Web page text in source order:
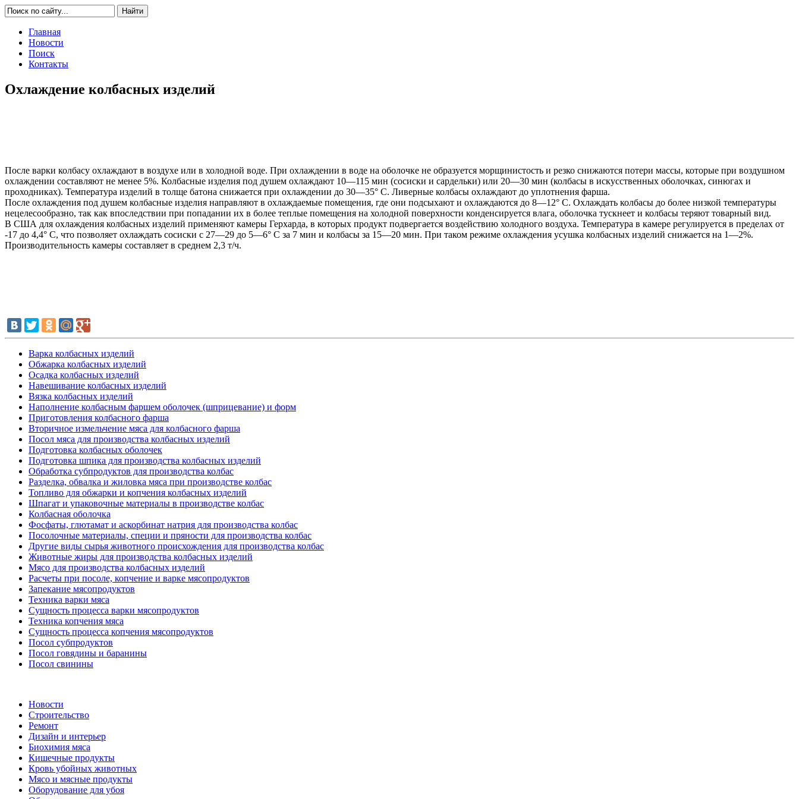
Главная
Новости
Поиск
Контакты
Охлаждение колбасных изделий
После варки колбасу охлаждают в воздухе или в холодной воде. При охлаждении в воде на оболочке не образуется морщинистость и резко снижаются потери массы, которые при воздушном
охлаждении составляют не менее 5%. Колбасные изделия под душем охлаждают 10—115 мин (сосиски и сардельки) или 20—30 мин (колбасы в искусственных оболочках, синюгах и
проходниках). Температура изделий в толще батона снижается при охлаждении до 30—35° С. Ливерные колбасы охлаждают до уплотнения фарша.
После охлаждения под душем колбасные изделия направляют в охлаждаемые помещения, где они подсыхают и охлаждаются до 8—12° С. Охлаждать колбасы до более низкой температуры
нецелесообразно, так как впоследствии при попадании их в более теплые помещения на холодной поверхности конденсируется влага, оболочка тускнеет и колбасы теряют товарный вид.
В США для охлаждения колбасных изделий применяют камеры Герхарда, в которых продукт подвергается воздействию холодного воздуха. Температура в камере регулируется в пределах от
-17 до 4,4° С, что позволяет охлаждать сосиски с 27—29 до 5—6° С за 7 мин и колбасы за 15—20 мин. При таком режиме охлаждения усушка колбасных изделий снижается на 1—2%.
Производительность камеры составляет в среднем 2,3 т/ч.
Варка колбасных изделий
Обжарка колбасных изделий
Осадка колбасных изделий
Навешивание колбасных изделий
Вязка колбасных изделий
Наполнение колбасным фаршем оболочек (шприцевание) и форм
Приготовления колбасного фарша
Вторичное измельчение мяса для колбасного фарша
Посол мяса для производства колбасных изделий
Подготовка колбасных оболочек
Подготовка шпика для производства колбасных изделий
Обработка субпродуктов для производства колбас
Разделка, обвалка и жиловка мяса при производстве колбас
Топливо для обжарки и копчения колбасных изделий
Шпагат и упаковочные материалы в производстве колбас
Колбасная оболочка
Фосфаты, глютамат и аскорбинат натрия для производства колбас
Посолочные материалы, специи и пряности для производства колбас
Другие виды сырья животного происхождения для производства колбас
Животные жиры для производства колбасных изделий
Мясо для производства колбасных изделий
Расчеты при посоле, копчение и варке мясопродуктов
Запекание мясопродуктов
Техника варки мяса
Сущность процесса варки мясопродуктов
Техника копчения мяса
Сущность процесса копчения мясопродуктов
Посол субпродуктов
Посол говядины и баранины
Посол свинины
Новости
Строительство
Ремонт
Дизайн и интерьер
Биохимия мяса
Кишечные продукты
Кровь убойных животных
Мясо и мясные продукты
Оборудование для убоя